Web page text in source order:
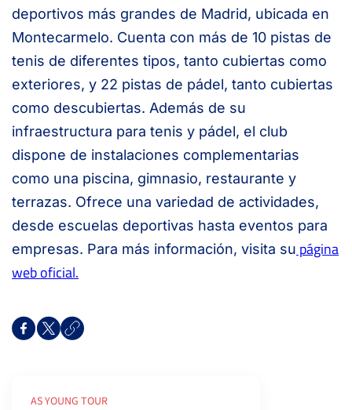
deportivos más grandes de Madrid, ubicada en
Montecarmelo. Cuenta con más de 10 pistas de
tenis de diferentes tipos, tanto cubiertas como
exteriores, y 22 pistas de pádel, tanto cubiertas
como descubiertas. Además de su
infraestructura para tenis y pádel, el club
dispone de instalaciones complementarias
como una piscina, gimnasio, restaurante y
terrazas. Ofrece una variedad de actividades,
desde escuelas deportivas hasta eventos para
empresas. Para más información, visita su página
web oficial.
AS YOUNG TOUR